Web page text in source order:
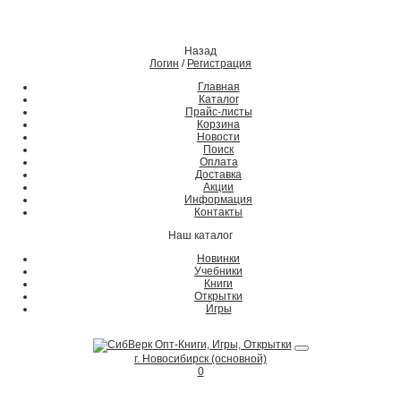
Назад
Логин / Регистрация
Главная
Каталог
Прайс-листы
Корзина
Новости
Поиск
Оплата
Доставка
Акции
Информация
Контакты
Наш каталог
Новинки
Учебники
Книги
Открытки
Игры
г. Новосибирск (основной)
0